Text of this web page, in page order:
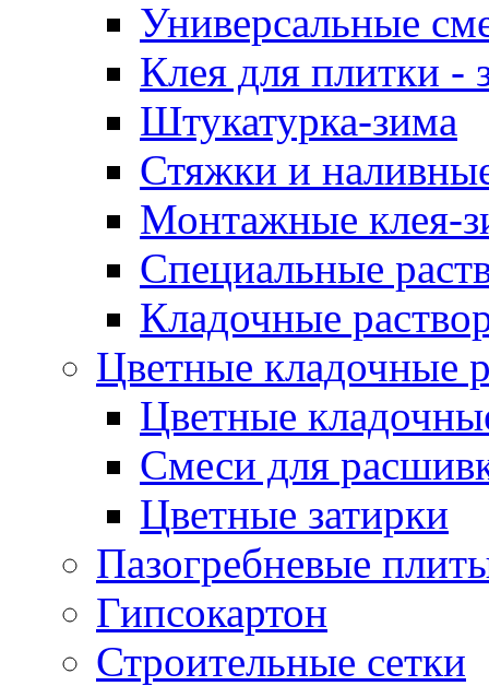
Универсальные
Клея для плитки -
Штукатурка-зима
Стяжки и
Монтажные клея-
Специальные
Кладочные
Цветные кладочные
Цветные
Cмеси для
Цветные затирки
Пазогребневые
Гипсокартон
Строительные сетки